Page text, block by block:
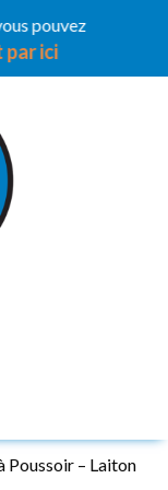
pouvez
par ici
Poussoir – Laiton